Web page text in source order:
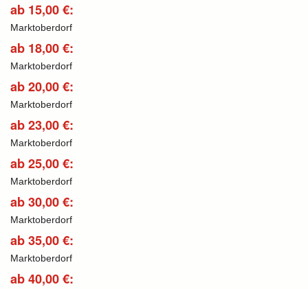
ab 15,00 €:
Marktoberdorf
ab 18,00 €:
Marktoberdorf
ab 20,00 €:
Marktoberdorf
ab 23,00 €:
Marktoberdorf
ab 25,00 €:
Marktoberdorf
ab 30,00 €:
Marktoberdorf
ab 35,00 €:
Marktoberdorf
ab 40,00 €: